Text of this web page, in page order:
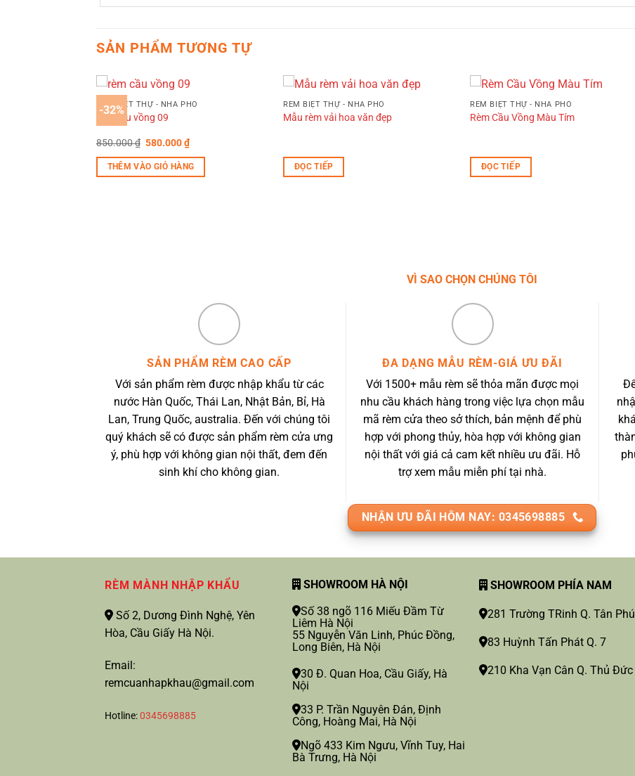
SẢN PHẨM TƯƠNG TỰ
-32%
RÈM BIỆT THỰ - NHÀ PHỐ
rèm cầu vồng 09
850.000₫ Giá
là:
850.000 ₫.
580.000₫Giá
hiện
tại
là:
THÊM VÀO GIỎ HÀNG
RÈM BIỆT THỰ - NHÀ PHỐ
Mẫu rèm vải hoa văn đẹp
ĐỌC TIẾP
RÈM BIỆT THỰ - NHÀ PHỐ
Rèm Cầu Vồng Màu Tím
ĐỌC TIẾP
VÌ SAO CHỌN CHÚNG TÔI
SẢN PHẨM RÈM CAO CẤP
Với sản phẩm rèm được nhập khẩu từ các
nước Hàn Quốc, Thái Lan, Nhật Bản, Bỉ, Hà
Lan, Trung Quốc, australia. Đến với chúng tôi
quý khách sẽ có được sản phẩm rèm cửa ưng
ý, phù hợp với không gian nội thất, đem đến
sinh khí cho không gian.
ĐA DẠNG MẪU RÈM-GIÁ ƯU ĐÃI
Với 1500+ mẫu rèm sẽ thỏa mãn được mọi
nhu cầu khách hàng trong việc lựa chọn mẫu
mã rèm cửa theo sở thích, bản mệnh để phù
hợp với phong thủy, hòa hợp với không gian
nội thất với giá cả cam kết nhiều ưu đãi. Hỗ
trợ xem mẫu miễn phí tại nhà.
NHẬN ƯU ĐÃI HÔM NAY: 0345698885
RÈM MÀNH NHẬP KHẨU
Số 2, Dương Đình Nghệ, Yên
Hòa, Cầu Giấy Hà Nội.
Email:
remcuanhapkhau@gmail.com
Hotline:0345698885
SHOWROOM HÀ NỘI
Số 38 ngõ 116 Miếu Đầm Từ
Liêm Hà Nội
55 Nguyễn Văn Linh, Phúc Đồng,
Long Biên, Hà Nội
30 Đ. Quan Hoa, Cầu Giấy, Hà
Nội
33 P. Trần Nguyên Đán, Định
Công, Hoàng Mai, Hà Nội
Ngõ 433 Kim Ngưu, Vĩnh Tuy, Hai
Bà Trưng, Hà Nội
SHOWROOM PHÍA NAM
281 Trường TRinh Q. Tân Phú
83 Huỳnh Tấn Phát Q. 7
210 Kha Vạn Cân Q. Thủ Đức